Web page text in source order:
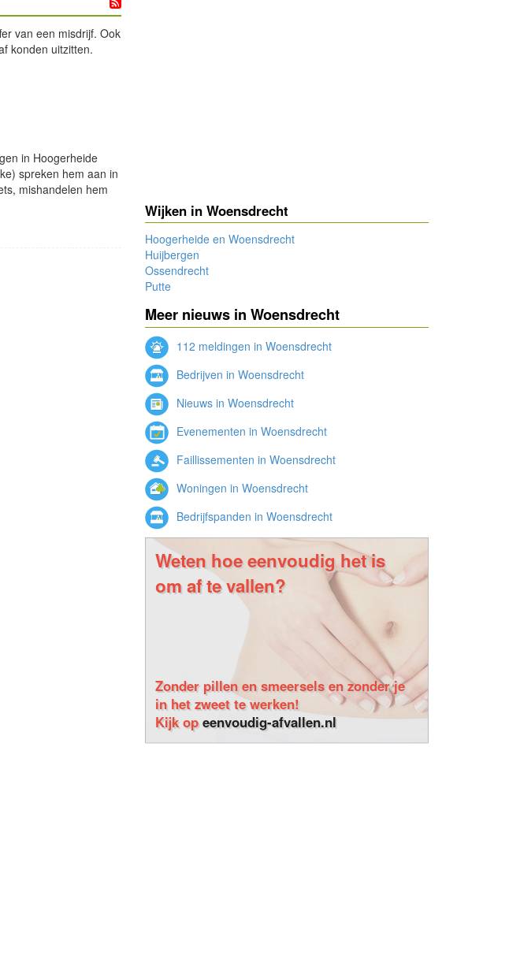
van een misdrijf. Ook
konden uitzitten.
in Hoogerheide
spreken hem aan in
mishandelen hem
Wijken in Woensdrecht
Hoogerheide en Woensdrecht
Huijbergen
Ossendrecht
Putte
Meer nieuws in Woensdrecht
112 meldingen in Woensdrecht
Bedrijven in Woensdrecht
Nieuws in Woensdrecht
Evenementen in Woensdrecht
Faillissementen in Woensdrecht
Woningen in Woensdrecht
Bedrijfspanden in Woensdrecht
Weten hoe eenvoudig het is
om af te vallen?
Zonder pillen en smeersels en zonder je
in het zweet te werken!
Kijk opeenvoudig-afvallen.nl